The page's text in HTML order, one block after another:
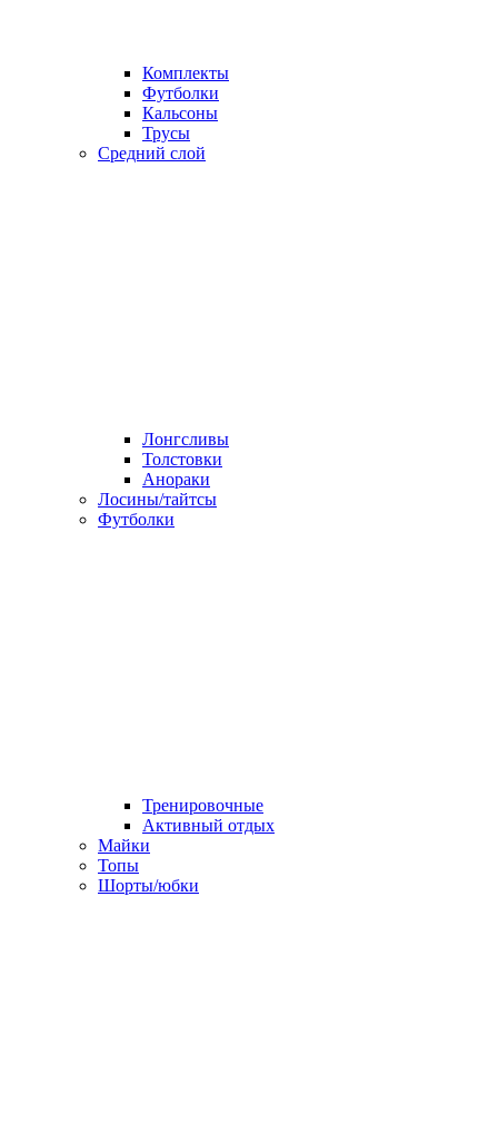
Комплекты
Футболки
Кальсоны
Трусы
Средний слой
Лонгсливы
Толстовки
Анораки
Лосины/тайтсы
Футболки
Тренировочные
Активный отдых
Майки
Топы
Шорты/юбки